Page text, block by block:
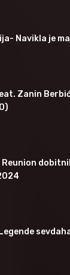
Navikla je
Zanin
Reunion